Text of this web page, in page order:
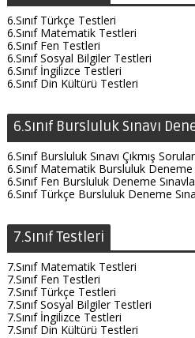
6.Sınıf Türkçe Testleri
6.Sınıf Matematik Testleri
6.Sınıf Fen Testleri
6.Sınıf Sosyal Bilgiler Testleri
6.Sınıf İngilizce Testleri
6.Sınıf Din Kültürü Testleri
6.Sınıf Bursluluk Sınavı
6.Sınıf Bursluluk Sınavı Çıkmış Sorular
6.Sınıf Matematik Bursluluk Deneme
6.Sınıf Fen Bursluluk Deneme
6.Sınıf Türkçe Bursluluk Deneme
7.Sınıf Testleri
7.Sınıf Matematik Testleri
7.Sınıf Fen Testleri
7.Sınıf Türkçe Testleri
7.Sınıf Sosyal Bilgiler Testleri
7.Sınıf İngilizce Testleri
7.Sınıf Din Kültürü Testleri